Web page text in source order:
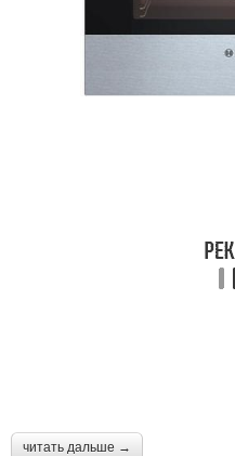
читать дальше →